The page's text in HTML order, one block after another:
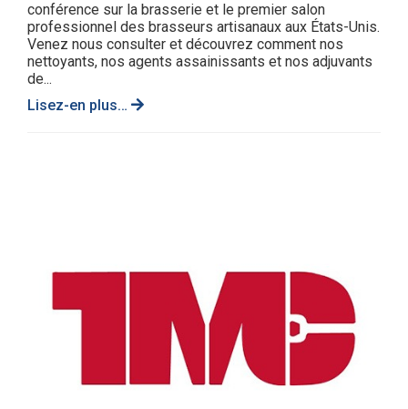
conférence sur la brasserie et le premier salon
professionnel des brasseurs artisanaux aux États-Unis.
Venez nous consulter et découvrez comment nos
nettoyants, nos agents assainissants et nos adjuvants
de...
Lisez-en plus…